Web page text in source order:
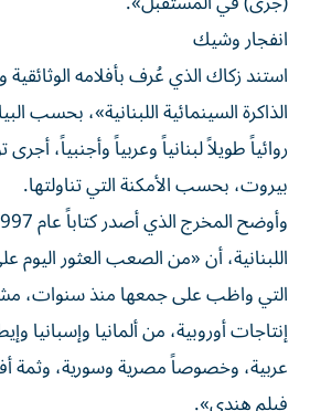
انفجار وشيك
استند زكاك الذي عُرف بأفلامه
الذاكرة السينمائية اللبنانية»، بحسب
روائياً طويلاً لبنانياً وعربياً وأجنبياً،
بيروت، بحسب الأمكنة التي تناولتها.
اللبنانية، أن «من الصعب العثور
التي واظب على جمعها منذ سنوات،
إنتاجات أوروبية، من ألمانيا وإسبانيا
عربية، وخصوصاً مصرية وسورية، وثمة